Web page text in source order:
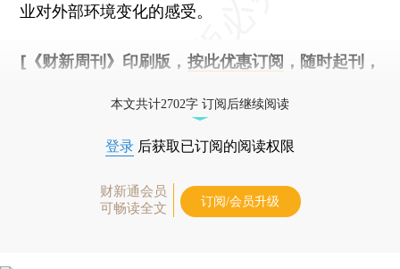
业对外部环境变化的感受。
[《财新周刊》印刷版， 按此优惠订阅 ，随时起刊，
本文共计2702字 订阅后继续阅读
登录 后获取已订阅的阅读权限
财新通会员
可畅读全文
订阅/会员升级